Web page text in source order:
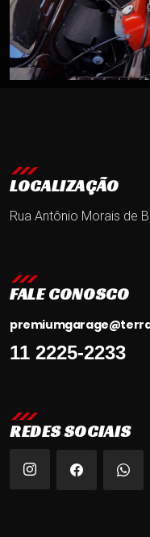
LOCALIZAÇÃO
Rua Antônio Morais de
FALE CONOSCO
11 2225-2233
REDES SOCIAIS